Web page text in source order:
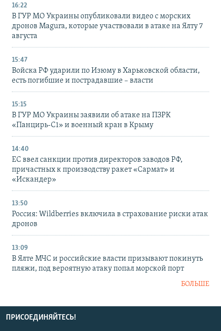
16:22
В ГУР МО Украины опубликовали видео с морских
дронов Magura, которые участвовали в атаке на Ялту 7
августа
15:47
Войска РФ ударили по Изюму в Харьковской области,
есть погибшие и пострадавшие – власти
15:15
В ГУР МО Украины заявили об атаке на ПЗРК
«Панцирь-С1» и военный кран в Крыму
14:40
ЕС ввел санкции против директоров заводов РФ,
причастных к производству ракет «Сармат» и
«Искандер»
13:50
Россия: Wildberries включила в страхование риски атак
дронов
13:09
В Ялте МЧС и российские власти призывают покинуть
пляжи, под вероятную атаку попал морской порт
БОЛЬШЕ
ПРИСОЕДИНЯЙТЕСЬ!